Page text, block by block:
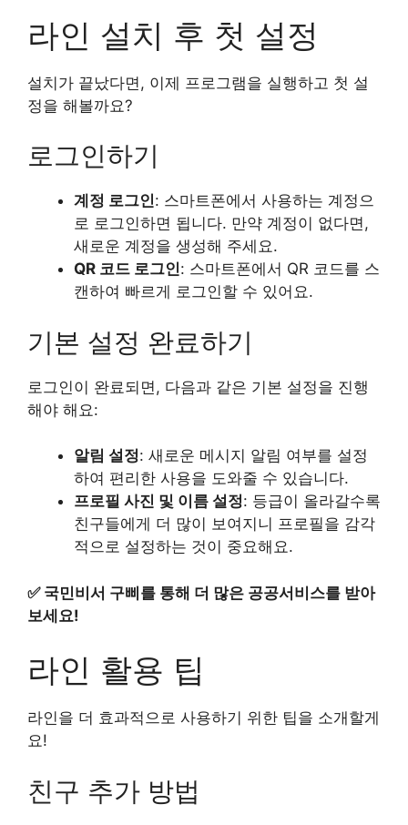
라인 설치 후 첫 설정
설치가 끝났다면, 이제 프로그램을 실행하고 첫 설
정을 해볼까요?
로그인하기
계정 로그인: 스마트폰에서 사용하는 계정으
로 로그인하면 됩니다. 만약 계정이 없다면,
새로운 계정을 생성해 주세요.
QR 코드 로그인: 스마트폰에서 QR 코드를 스
캔하여 빠르게 로그인할 수 있어요.
기본 설정 완료하기
로그인이 완료되면, 다음과 같은 기본 설정을 진행
해야 해요:
알림 설정: 새로운 메시지 알림 여부를 설정
하여 편리한 사용을 도와줄 수 있습니다.
프로필 사진 및 이름 설정: 등급이 올라갈수록
친구들에게 더 많이 보여지니 프로필을 감각
적으로 설정하는 것이 중요해요.
✅ 국민비서 구삐를 통해 더 많은 공공서비스를 받아
보세요!
라인 활용 팁
라인을 더 효과적으로 사용하기 위한 팁을 소개할게
요!
친구 추가 방법